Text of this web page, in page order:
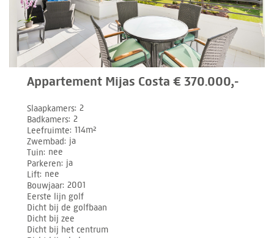
Appartement Mijas Costa € 370.000,-
Slaapkamers 2
Badkamers 2
Leefruimte 114m²
Zwembad ja
Tuin nee
Parkeren ja
Lift nee
Bouwjaar 2001
Eerste lijn golf
Dicht bij de golfbaan
Dicht bij zee
Dicht bij het centrum